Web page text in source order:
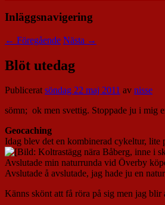
Inläggsnavigering
← Föregående Nästa →
Blöt utedag
Publiceratsöndag 22 maj 2011 av nisse
sömn; ok men svettig. Stoppade ju i mig
Geocaching
Idag blev det en kombinerad cykeltur, lite
Avslutade min naturrunda vid Överby
Avslutade å avslutade, jag hade ju en
Känns skönt att få röra på sig men jag